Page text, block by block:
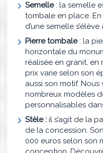
Semelle : la semelle
tombale en place.
d’une semelle s’élève
Pierre tombale : la
horizontale du
réalisée en granit, en
prix varie selon son
aussi son motif.
nombreux modèles
personnalisables
Stèle : il s’agit de la
de la concession.
000 euros selon son